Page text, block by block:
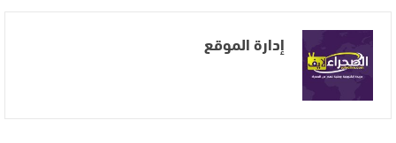
إدارة الموقع